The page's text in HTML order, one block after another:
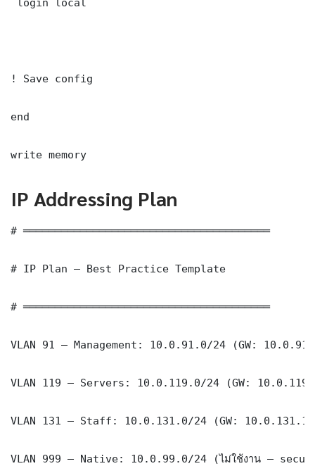
login local
! Save config
end
write memory
IP Addressing Plan
# ═══════════════════════════════════════
# IP Plan — Best Practice Template
# ═══════════════════════════════════════
VLAN 91 — Management: 10.0.91.0/24 (GW:
VLAN 119 — Servers: 10.0.119.0/24 (GW:
VLAN 131 — Staff: 10.0.131.0/24 (GW: 10.0.131.1)
VLAN 999 — Native: 10.0.99.0/24 (ไม่ใช้งาน —